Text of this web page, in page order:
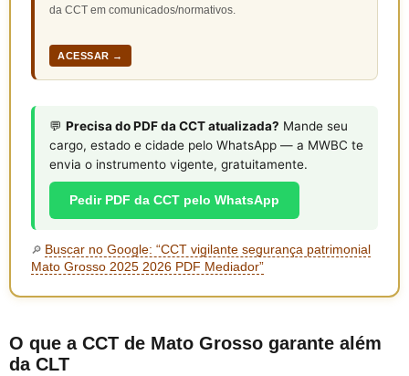
da CCT em comunicados/normativos.
ACESSAR →
💬 Precisa do PDF da CCT atualizada? Mande seu
cargo, estado e cidade pelo WhatsApp — a MWBC te
envia o instrumento vigente, gratuitamente.
Pedir PDF da CCT pelo WhatsApp
🔎 Buscar no Google: “CCT vigilante segurança patrimonial
Mato Grosso 2025 2026 PDF Mediador”
O que a CCT de Mato Grosso garante além
da CLT